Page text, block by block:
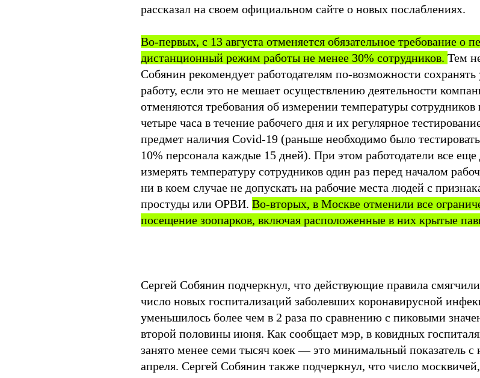
рассказал на своем официальном сайте о новых послаблениях.
Во-первых, с 13 августа отменяется обязательное требование о
дистанционный режим работы не менее 30% сотрудников. Тем
Собянин рекомендует работодателям по-возможности
работу, если это не мешает осуществлению деятельности
отменяются требования об измерении температуры
четыре часа в течение рабочего дня и их регулярное
предмет наличия Covid-19 (раньше необходимо было
10% персонала каждые 15 дней). При этом работодатели все
измерять температуру сотрудников один раз перед началом
ни в коем случае не допускать на рабочие места людей с
простуды или ОРВИ. Во-вторых, в Москве отменили все
посещение зоопарков, включая расположенные в них крытые
Сергей Собянин подчеркнул, что действующие правила
число новых госпитализаций заболевших коронавирусной
уменьшилось более чем в 2 раза по сравнению с пиковыми
второй половины июня. Как сообщает мэр, в ковидных
занято менее семи тысяч коек — это минимальный показатель с
апреля. Сергей Собянин также подчеркнул, что число москвичей,